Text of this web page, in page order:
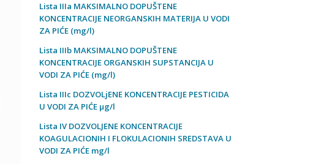
Lista IIIa MAKSIMALNO DOPUŠTENE
KONCENTRACIJE NEORGANSKIH MATERIJA U VODI
ZA PIĆE (mg/l)
Lista IIIb MAKSIMALNO DOPUŠTENE
KONCENTRACIJE ORGANSKIH SUPSTANCIJA U
VODI ZA PIĆE (mg/l)
Lista IIIc DOZVOLjENE KONCENTRACIJE PESTICIDA
U VODI ZA PIĆE µg/l
Lista IV DOZVOLJENE KONCENTRACIJE
KOAGULACIONIH I FLOKULACIONIH SREDSTAVA U
VODI ZA PIĆE mg/l